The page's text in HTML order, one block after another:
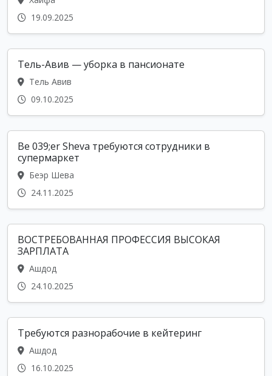
19.09.2025
Тель-Авив — уборка в пансионате
Тель Авив
09.10.2025
Be 039;er Sheva требуются сотрудники в
супермаркет
Беэр Шева
24.11.2025
ВОСТРЕБОВАННАЯ ПРОФЕССИЯ ВЫСОКАЯ
ЗАРПЛАТА
Ашдод
24.10.2025
Требуются разнорабочие в кейтеринг
Ашдод
16.10.2025